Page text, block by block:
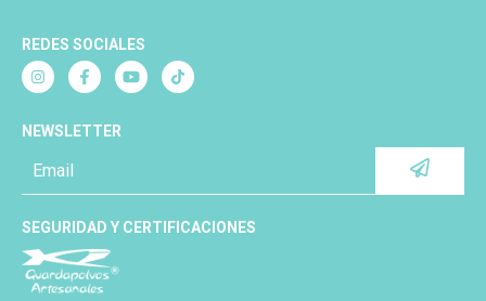
REDES SOCIALES
NEWSLETTER
SEGURIDAD Y CERTIFICACIONES